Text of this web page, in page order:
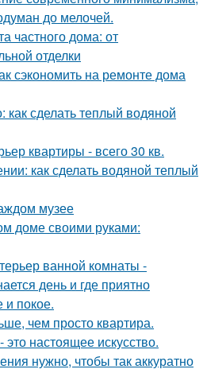
до мелочей.
частного дома: от
отделки
сэкономить на ремонте дома
как сделать теплый водяной
квартиры - всего 30 кв.
как сделать водяной теплый
музее
доме своими руками:
ванной комнаты -
день и где приятно
и покое.
чем просто квартира.
настоящее искусство.
нужно, чтобы так аккуратно